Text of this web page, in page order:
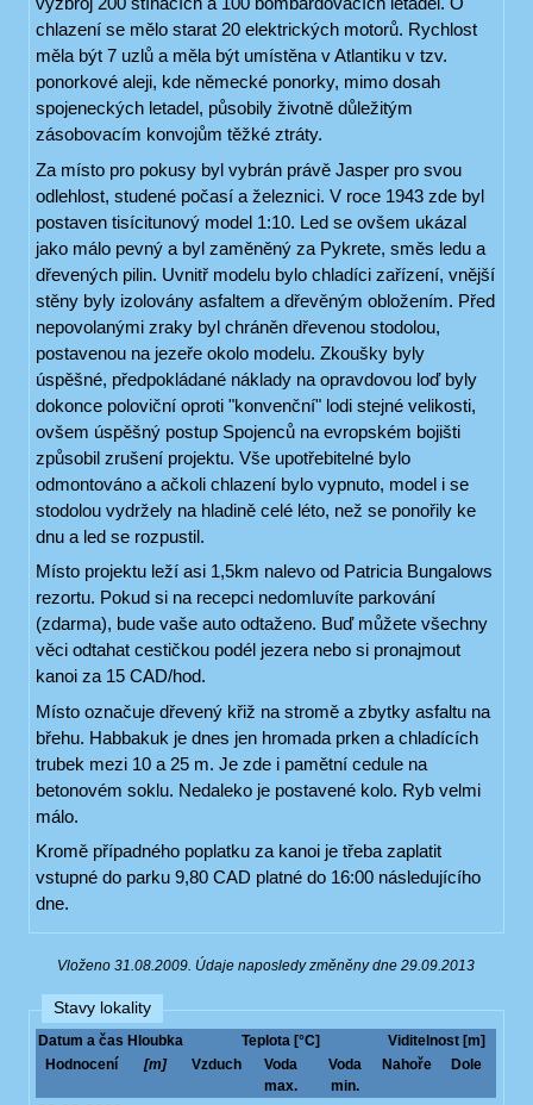
chlazení se mělo starat 20 elektrických motorů. Rychlost
měla být 7 uzlů a měla být umístěna v Atlantiku v tzv.
ponorkové aleji, kde německé ponorky, mimo dosah
spojeneckých letadel, působily životně důležitým
zásobovacím konvojům těžké ztráty.
Za místo pro pokusy byl vybrán právě Jasper pro svou
odlehlost, studené počasí a železnici. V roce 1943 zde byl
postaven tisícitunový model 1:10. Led se ovšem ukázal
jako málo pevný a byl zaměněný za Pykrete, směs ledu a
dřevených pilin. Uvnitř modelu bylo chladíci zařízení, vnější
stěny byly izolovány asfaltem a dřevěným obložením. Před
nepovolanými zraky byl chráněn dřevenou stodolou,
postavenou na jezeře okolo modelu. Zkoušky byly
úspěšné, předpokládané náklady na opravdovou loď byly
dokonce poloviční oproti "konvenční" lodi stejné velikosti,
ovšem úspěšný postup Spojenců na evropském bojišti
způsobil zrušení projektu. Vše upotřebitelné bylo
odmontováno a ačkoli chlazení bylo vypnuto, model i se
stodolou vydržely na hladině celé léto, než se ponořily ke
dnu a led se rozpustil.
Místo projektu leží asi 1,5km nalevo od Patricia Bungalows
rezortu. Pokud si na recepci nedomluvíte parkování
(zdarma), bude vaše auto odtaženo. Buď můžete všechny
věci odtahat cestičkou podél jezera nebo si pronajmout
kanoi za 15 CAD/hod.
Místo označuje dřevený křiž na stromě a zbytky asfaltu na
břehu. Habbakuk je dnes jen hromada prken a chladících
trubek mezi 10 a 25 m. Je zde i pamětní cedule na
betonovém soklu. Nedaleko je postavené kolo. Ryb velmi
málo.
Kromě případného poplatku za kanoi je třeba zaplatit
vstupné do parku 9,80 CAD platné do 16:00 následujícího
dne.
Vloženo 31.08.2009. Údaje naposledy změněny dne 29.09.2013
Stavy lokality
Datum a čas Hloubka Teplota [°C]
Viditelnost [m]
Hodnocení
[m] Vzduch
Voda
max.
Voda
min.
Nahoře Dole